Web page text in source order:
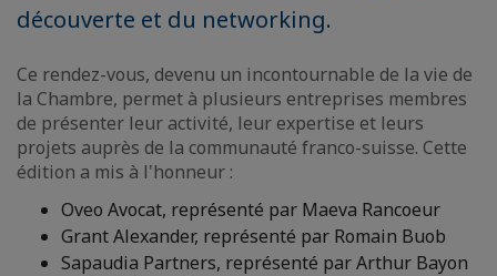
découverte et du networking.
Ce rendez-vous, devenu un incontournable de la vie de
la Chambre, permet à plusieurs entreprises membres
de présenter leur activité, leur expertise et leurs
projets auprès de la communauté franco-suisse. Cette
édition a mis à l'honneur :
Oveo Avocat, représenté par Maeva Rancoeur
Grant Alexander, représenté par Romain Buob
Sapaudia Partners, représenté par Arthur Bayon